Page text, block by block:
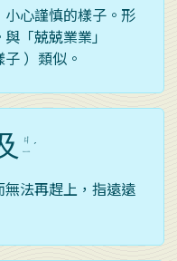
心謹慎的樣子。形
「兢兢業業」
）類似。
ㄐ
ㄧ ˊ
法再趕上，指遠遠